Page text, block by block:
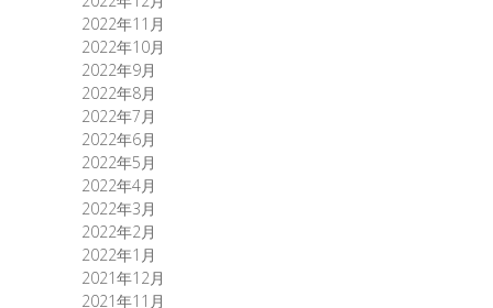
2022年11月
2022年10月
2022年9月
2022年8月
2022年7月
2022年6月
2022年5月
2022年4月
2022年3月
2022年2月
2022年1月
2021年12月
2021年11月